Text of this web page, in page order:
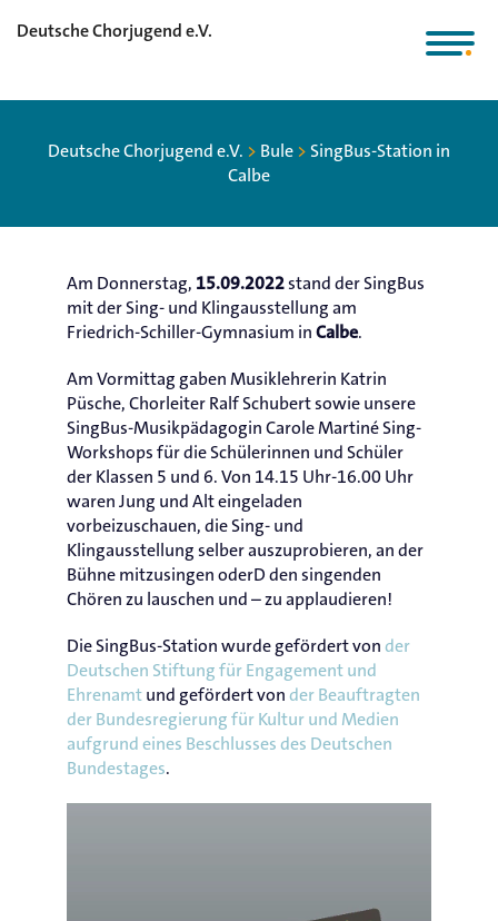
Deutsche Chorjugend e.V.
Deutsche Chorjugend e.V. > Bule > SingBus-Station in
Calbe
Am Donnerstag, 15.09.2022stand der SingBus
mit der Sing- und Klingausstellung am
Friedrich-Schiller-Gymnasium in Calbe.
Am Vormittag gaben Musiklehrerin Katrin
Püsche, Chorleiter Ralf Schubert sowie unsere
SingBus-Musikpädagogin Carole Martiné Sing-
Workshops für die Schülerinnen und Schüler
der Klassen 5 und 6. Von 14.15 Uhr-16.00 Uhr
waren Jung und Alt eingeladen
vorbeizuschauen, die Sing- und
Klingausstellung selber auszuprobieren, an der
Bühne mitzusingen oderD den singenden
Chören zu lauschen und – zu applaudieren!
Die SingBus-Station wurde gefördert vonder
Deutschen Stiftung für Engagement und
Ehrenamtund gefördert vonder Beauftragten
der Bundesregierung für Kultur und Medien
aufgrund eines Beschlusses des Deutschen
Bundestages.